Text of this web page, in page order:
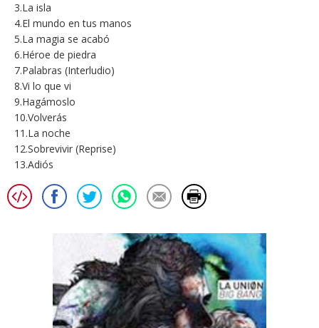
3.La isla
4.El mundo en tus manos
5.La magia se acabó
6.Héroe de piedra
7.Palabras (Interludio)
8.Vi lo que vi
9.Hagámoslo
10.Volverás
11.La noche
12.Sobrevivir (Reprise)
13.Adiós